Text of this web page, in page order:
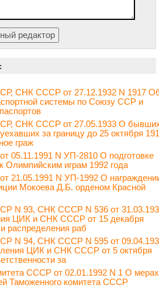
СНК СССР от 27.12.1932 N 1917
системы по Союзу ССР и
СНК СССР от 27.05.1933 О
за границу до 25 октября
граж
05.11.1991 N УП-2810 О подготовке
Олимпийским играм 1992 года
21.05.1991 N УП-1992 О
Мокоева Д.Б. орденом Красной
N 93, СНК СССР N 536 от
ЦИК и СНК СССР от 15 декабря
распределения раб
N 94, СНК СССР N 595 от
ЦИК и СНК СССР от 5 октября
за
СССР от 02.01.1992 N 1 О
Таможенного комитета СССР